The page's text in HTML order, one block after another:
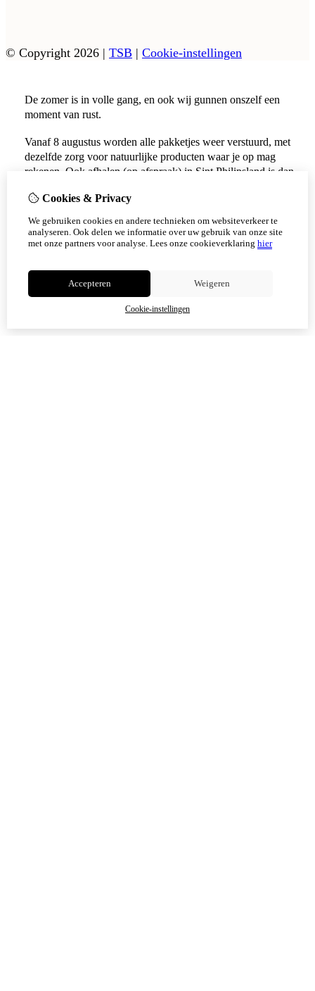
© Copyright 2026 | TSB | Cookie-instellingen
Cookies & Privacy
We gebruiken cookies en andere technieken om websiteverkeer te
analyseren. Ook delen we informatie over uw gebruik van onze site
met onze partners voor analyse. Lees onze cookieverklaring hier
Accepteren Weigeren
Cookie-instellingen
De zomer is in volle gang, en ook wij gunnen onszelf een
moment van rust.
Vanaf 8 augustus worden alle pakketjes weer verstuurd, met
dezelfde zorg voor natuurlijke producten waar je op mag
rekenen. Ook afhalen (op afspraak) in Sint Philipsland is dan
Vanaf 17 augustus zijn alle afhaalpunten (Tholen en
Scherpenisse) weer geopend.